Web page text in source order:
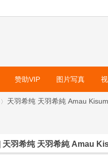
赞助VIP 图片写真
天羽希纯 天羽希純 Amau
天羽希纯 天羽希純 Amau